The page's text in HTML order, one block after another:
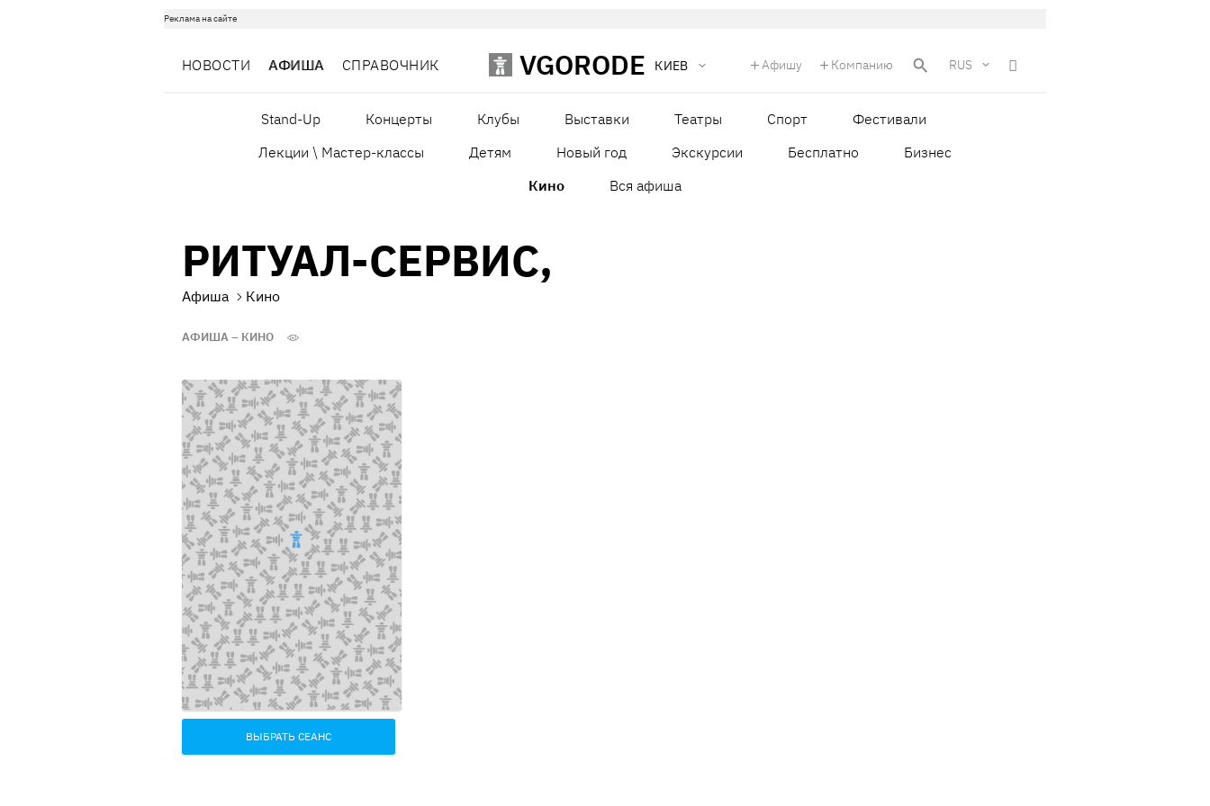
Реклама на сайте
НОВОСТИ АФИША СПРАВОЧНИК VGORODE КИЕВ Афишу Компанию RUS
Stand-Up Концерты Клубы Выставки Театры Спорт
Фестивали
Лекции \ Мастер-классы
Детям Новый год Экскурсии Бесплатно
Бизнес
Кино
Вся афиша
РИТУАЛ-СЕРВИС,
Афиша Кино
АФИША – КИНО
ВЫБРАТЬ СЕАНС